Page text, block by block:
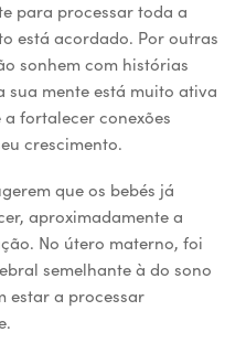
para processar toda a
está acordado. Por outras
sonhem com histórias
sua mente está muito ativa
fortalecer conexões
crescimento.
que os bebés já
aproximadamente a
No útero materno, foi
semelhante à do sono
estar a processar